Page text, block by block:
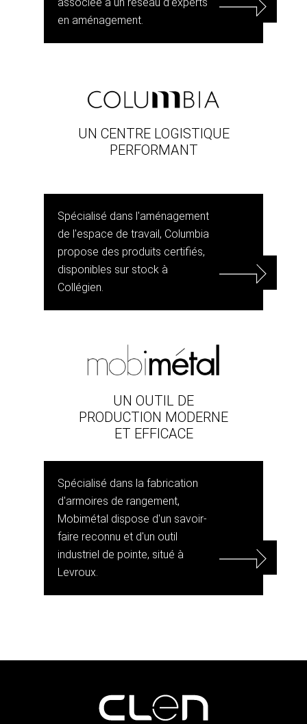
en aménagement.
UN CENTRE LOGISTIQUE
PERFORMANT
Spécialisé dans l'aménagement
de l'espace de travail, Columbia
propose des produits certifiés,
disponibles sur stock à
Collégien.
UN OUTIL DE
PRODUCTION MODERNE
ET EFFICACE
Spécialisé dans la fabrication
d'armoires de rangement,
Mobimétal dispose d'un savoir-
faire reconnu et d'un outil
industriel de pointe, situé à
Levroux.